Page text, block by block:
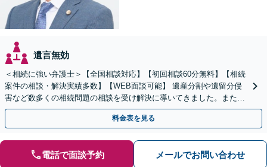
遺言無効
＜相続に強い弁護士＞【全国相談対応】【初回相談60分無料】【相続
案件の相談・解決実績多数】【WEB面談可能】 遺産分割や遺留分侵
害など数多くの相続問題の相談を受け解決に導いてきました。また、
過去に１００件超の遺言作成のお手伝いをしました。
料金表を見る
電話で面談予約 メールでお問い合わせ